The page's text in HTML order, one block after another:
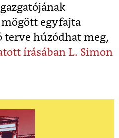
mögött egyfajta
húzódhat meg,
írásában L. Simon